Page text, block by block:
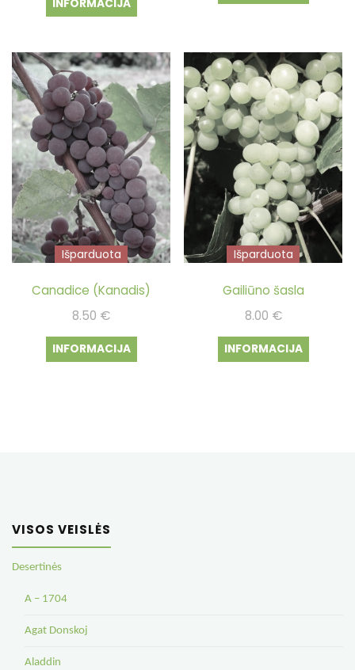
INFORMACIJA
Išparduota
Canadice (Kanadis)
8.50 €
INFORMACIJA
Išparduota
Gailiūno šasla
8.00 €
INFORMACIJA
VISOS VEISLĖS
Desertinės
A – 1704
Agat Donskoj
Aladdin